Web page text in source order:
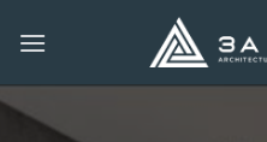
qua
dung